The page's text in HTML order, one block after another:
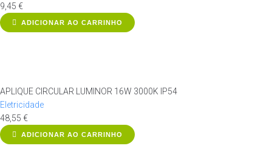
9,45 €
ADICIONAR AO CARRINHO
APLIQUE CIRCULAR LUMINOR 16W 3000K IP54
Eletricidade
48,55 €
ADICIONAR AO CARRINHO